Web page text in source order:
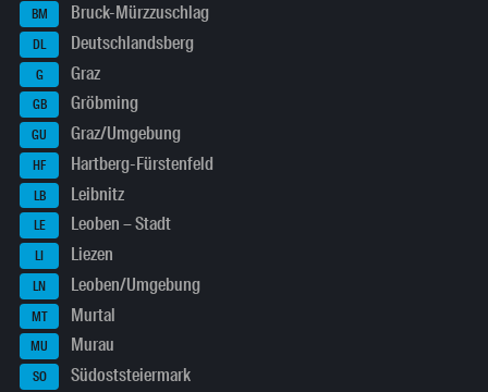
BM Bruck-Mürzzuschlag
DL Deutschlandsberg
G Graz
GB Gröbming
GU Graz/Umgebung
HF Hartberg-Fürstenfeld
LB Leibnitz
LE Leoben – Stadt
LI Liezen
LN Leoben/Umgebung
MT Murtal
MU Murau
SO Südoststeiermark